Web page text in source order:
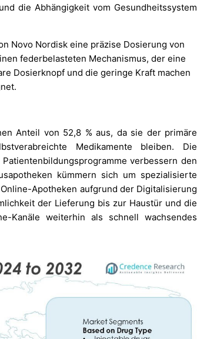
die Abhängigkeit vom Gesundheitssystem
Novo Nordisk eine präzise Dosierung von
federbelasteten Mechanismus, der eine
Dosierknopf und die geringe Kraft machen
Anteil von 52,8 % aus, da sie der primäre
Medikamente bleiben. Die
verbessern den
kümmern sich um spezialisierte
Apotheken aufgrund der Digitalisierung
der Lieferung bis zur Haustür und die
Kanäle weiterhin als schnell wachsendes